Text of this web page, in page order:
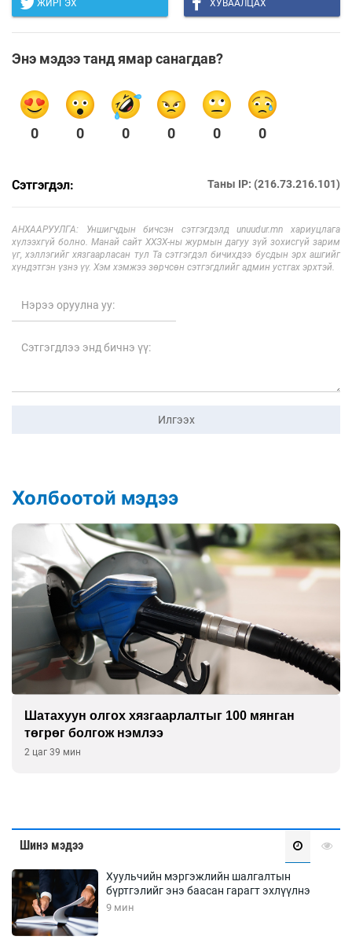
ЖИРГЭХ ХУВААЛЦАХ
Энэ мэдээ танд ямар санагдав?
0 0 0 0 0 0
Сэтгэгдэл: Таны IP: (216.73.216.101)
АНХААРУУЛГА: Уншигчдын бичсэн сэтгэгдэлд unuudur.mn хариуцлага
хүлээхгүй болно. Манай сайт ХХЗХ-ны журмын дагуу зүй зохисгүй зарим
үг, хэллэгийг хязгаарласан тул Та сэтгэгдэл бичихдээ бусдын эрх ашгийг
хүндэтгэн үзнэ үү. Хэм хэмжээ зөрчсөн сэтгэгдлийг админ устгах эрхтэй.
Илгээх
Холбоотой мэдээ
Шатахуун олгох хязгаарлалтыг 100 мянган
төгрөг болгож нэмлээ
2 цаг 39 мин
Шинэ мэдээ
Хуульчийн мэргэжлийн шалгалтын
бүртгэлийг энэ баасан гарагт эхлүүлнэ
9 мин